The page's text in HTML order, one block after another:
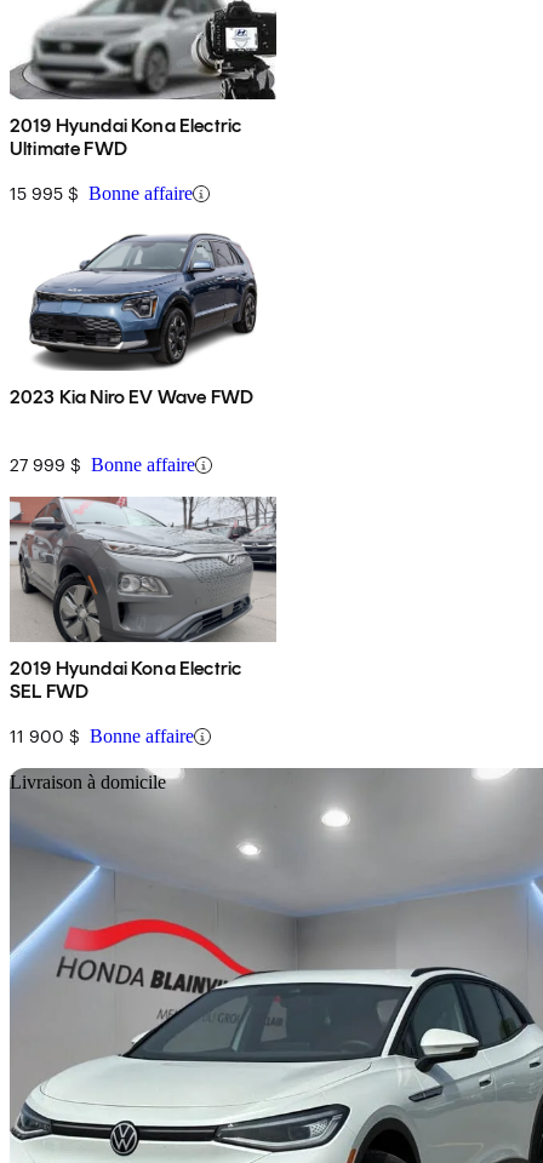
2019 Hyundai Kona Electric
Ultimate FWD
15 995 $ Bonne affaire
2023 Kia Niro EV Wave FWD
27 999 $ Bonne affaire
2019 Hyundai Kona Electric
SEL FWD
11 900 $ Bonne affaire
Livraison à domicile
2023 Volkswagen ID.4